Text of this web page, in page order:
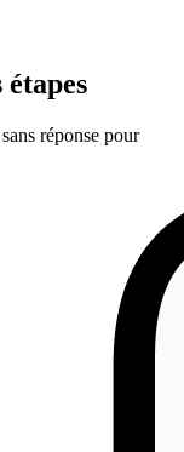
réponse pour